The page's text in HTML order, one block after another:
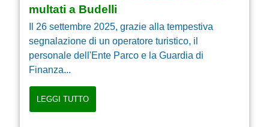
multati a Budelli
Il 26 settembre 2025, grazie alla tempestiva
segnalazione di un operatore turistico, il
personale dell'Ente Parco e la Guardia di
Finanza...
LEGGI TUTTO